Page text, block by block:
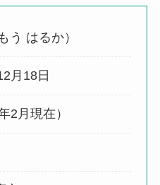
う はるか）
月18日
2月現在）